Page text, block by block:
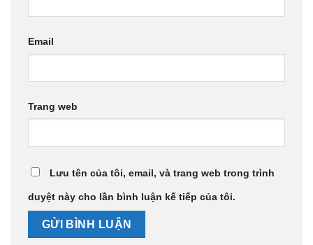
Email
Trang web
Lưu tên của tôi, email, và trang web trong trình
duyệt này cho lần bình luận kế tiếp của tôi.